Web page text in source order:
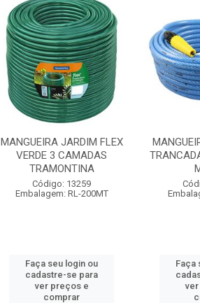
MANGUEIRA JARDIM FLEX
VERDE 3 CAMADAS
TRAMONTINA
Código: 13259
Embalagem: RL-200MT
Faça seu login ou
cadastre-se para
ver preços e
comprar
Faça